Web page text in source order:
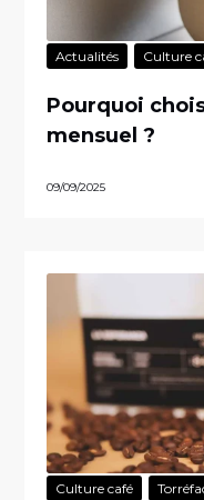
Actualités Culture
Pourquoi
mensuel ?
09/09/2025
Culture café